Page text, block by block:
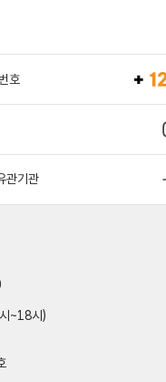
호
관기관
~18시)